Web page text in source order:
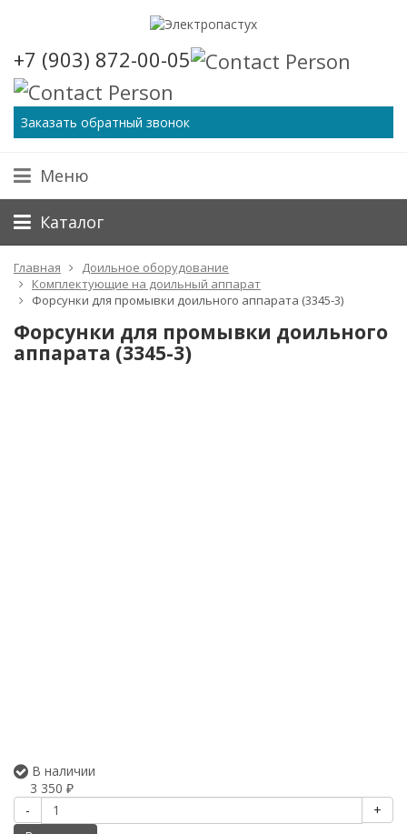
+7 (903) 872-00-05
Заказать обратный звонок
Меню
Каталог
Главная
Доильное оборудование
Комплектующие на доильный аппарат
Форсунки для промывки доильного аппарата (3345-3)
Форсунки для промывки доильного
аппарата (3345-3)
В наличии
3 350 ₽
-
+